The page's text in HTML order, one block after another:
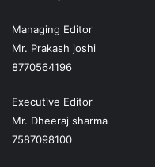
Managing Editor
Mr. Prakash joshi
8770564196
Executive Editor
Mr. Dheeraj sharma
7587098100